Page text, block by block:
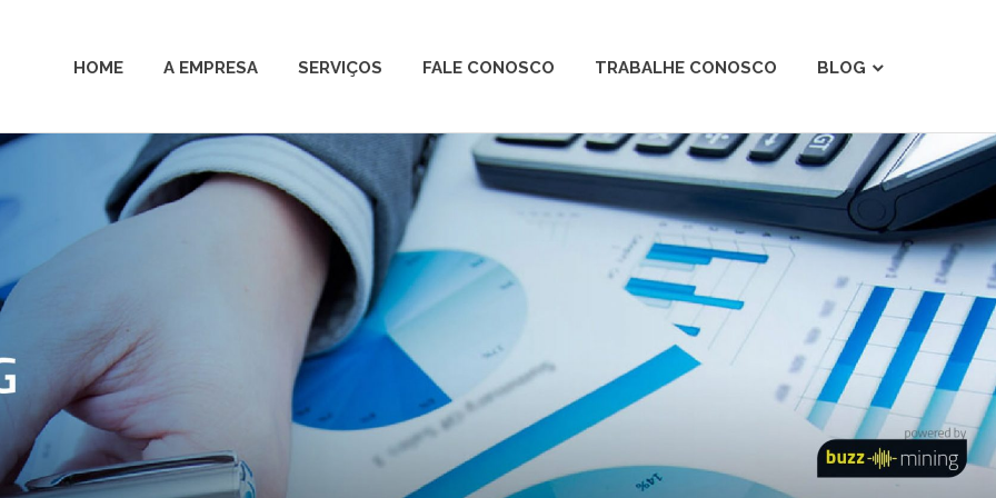
HOME A EMPRESA SERVIÇOS FALE CONOSCO TRABALHE CONOSCO BLOG